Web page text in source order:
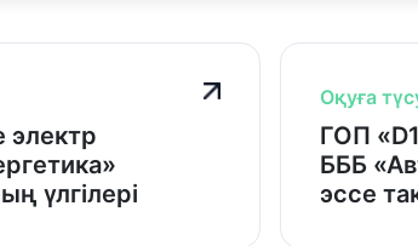
электр
үлгілері
Оқуға
ГОП
БББ
эссе